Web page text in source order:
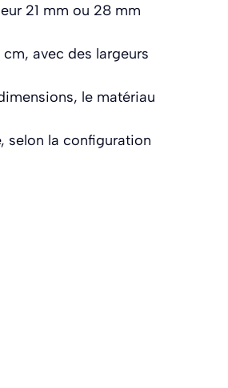
21 mm ou 28 mm
avec des largeurs
le matériau
selon la configuration